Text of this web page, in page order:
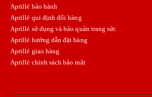
Aprillé bảo hành
Aprillé qui định đổi hàng
Aprillé sử dụng và bảo quản trang sức
Aprillé hướng dẫn đặt hàng
Aprillé giao hàng
Aprillé chính sách bảo mật